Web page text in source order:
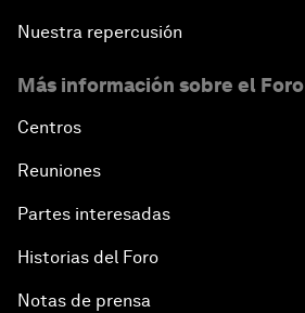
Nuestra repercusión
Más información sobre el Foro
Centros
Reuniones
Partes interesadas
Historias del Foro
Notas de prensa